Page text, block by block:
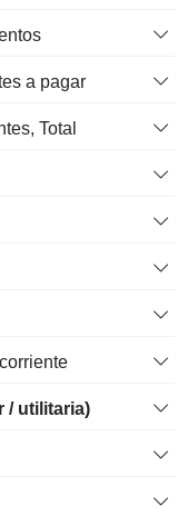
a pagar
Total
/ utilitaria)